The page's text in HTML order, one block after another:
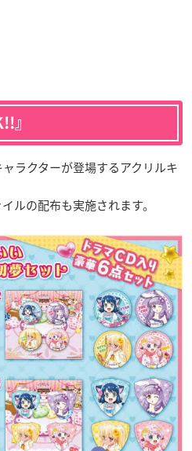
』
ラクターが登場するアクリルキ
ルの配布も実施されます。